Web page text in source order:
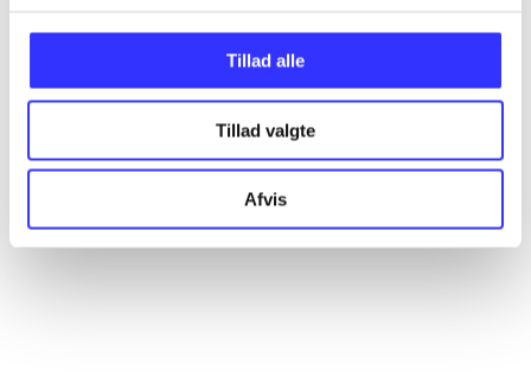
Tillad alle
Tillad valgte
Afvis
...
...